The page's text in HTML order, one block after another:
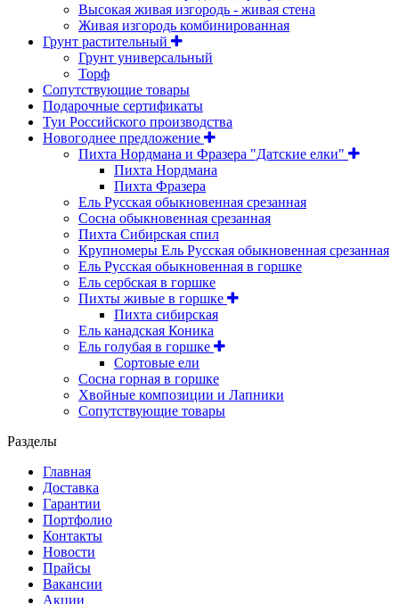
Высокая живая изгородь - живая стена
Живая изгородь комбинированная
Грунт растительный
Грунт универсальный
Торф
Сопутствующие товары
Подарочные сертификаты
Туи Российского производства
Новогоднее предложение
Пихта Нордмана и Фразера "Датские елки"
Пихта Нордмана
Пихта Фразера
Ель Русская обыкновенная срезанная
Сосна обыкновенная срезанная
Пихта Сибирская спил
Крупномеры Ель Русская обыкновенная срезанная
Ель Русская обыкновенная в горшке
Ель сербская в горшке
Пихты живые в горшке
Пихта сибирская
Ель канадская Коника
Ель голубая в горшке
Сортовые ели
Сосна горная в горшке
Хвойные композиции и Лапники
Сопутствующие товары
Разделы
Главная
Доставка
Гарантии
Портфолио
Контакты
Новости
Прайсы
Вакансии
Акции